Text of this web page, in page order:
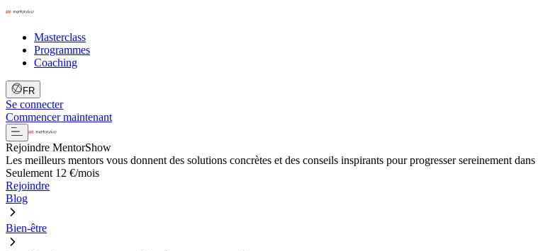
Masterclass
Programmes
Coaching
FR
Se connecter
Commencer maintenant
Rejoindre MentorShow
Les meilleurs mentors vous donnent des solutions concrètes et des conseils inspirants pour progresser sereinement
Seulement 12 €/mois
Rejoindre
Blog
Bien-être